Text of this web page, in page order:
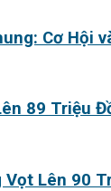
Cơ Hội
89 Triệu
Vọt Lên 90